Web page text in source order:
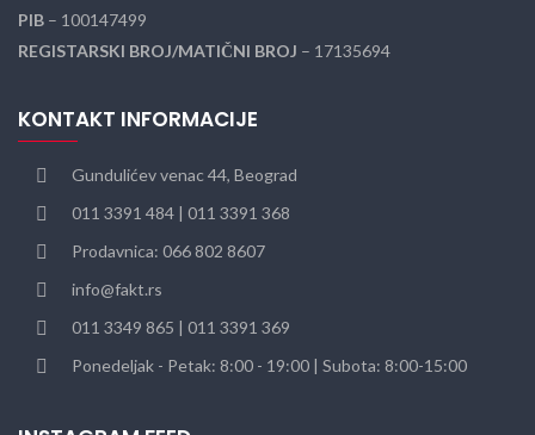
PIB – 100147499
REGISTARSKI BROJ/MATIČNI BROJ – 17135694
KONTAKT INFORMACIJE
Gundulićev venac 44, Beograd
011 3391 484 | 011 3391 368
Prodavnica: 066 802 8607
info@fakt.rs
011 3349 865 | 011 3391 369
Ponedeljak - Petak: 8:00 - 19:00 | Subota: 8:00-15:00